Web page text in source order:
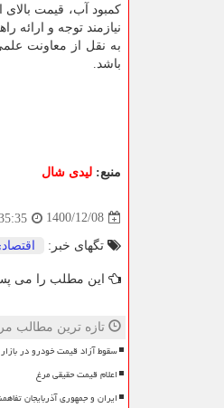
کمبود آب، قیمت
نیازمند توجه و
به نقل از معاونت
باشد.
منبع: لیدی شال
1400/12/08
تگهای خبر:
این مطلب را می
تازه ترین مطالب
سقوط آزاد قیمت خودرو در بازار
اعلام قیمت حقیقی مرغ
ایران و جمهوری آذربایجان